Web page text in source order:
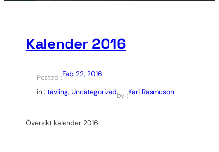
Kalender 2016
Posted :Feb 22, 2016
in :tävling, Uncategorizedby :Kari Rasmuson
Översikt kalender 2016